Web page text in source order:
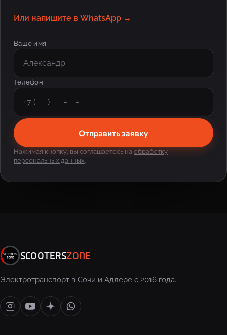
Или напишите в WhatsApp →
Ваше имя
Телефон
Отправить заявку
Нажимая кнопку, вы соглашаетесь наобработку
персональных данных
SCOOTERSZONE
Электротранспорт в Сочи и Адлере с 2016 года.